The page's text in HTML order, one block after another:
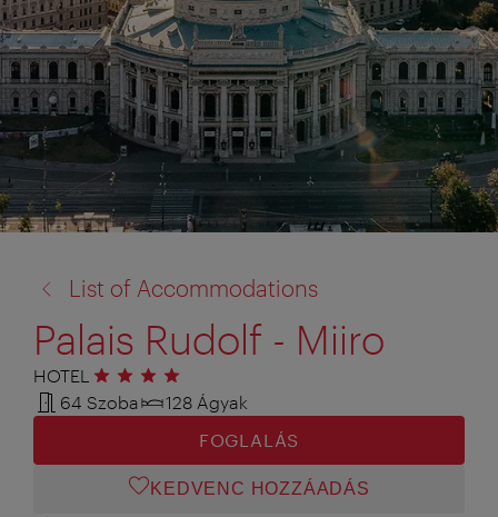
a:
List of Accommodations
Palais Rudolf - Miiro
HOTEL 4 csillag
64 Szoba
128 Ágyak
FOGLALÁS
KEDVENC HOZZÁADÁS